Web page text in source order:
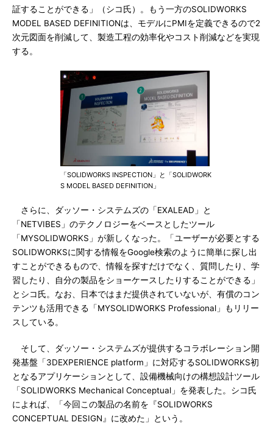
証することができる」（シコ氏）。もう一方のSOLIDWORKS
MODEL BASED DEFINITIONは、モデルにPMIを定義できるので2
次元図面を削減して、製造工程の効率化やコスト削減などを実現
する。
「SOLIDWORKS INSPECTION」と「SOLIDWORK
S MODEL BASED DEFINITION」
さらに、ダッソー・システムズの「EXALEAD」と
「NETVIBES」のテクノロジーをベースとしたツール
「MYSOLIDWORKS」が新しくなった。「ユーザーが必要とする
SOLIDWORKSに関する情報をGoogle検索のように簡単に探し出
すことができるもので、情報を探すだけでなく、質問したり、学
習したり、自分の製品をショーケースしたりすることができる」
とシコ氏。なお、日本ではまだ提供されていないが、有償のコン
テンツも活用できる「MYSOLIDWORKS Professional」もリリー
スしている。
そして、ダッソー・システムズが提供するコラボレーション開
発基盤「3DEXPERIENCE platform」に対応するSOLIDWORKS初
となるアプリケーションとして、設備機械向けの構想設計ツール
「SOLIDWORKS Mechanical Conceptual」を発表した。シコ氏
によれば、「今回この製品の名前を『SOLIDWORKS
CONCEPTUAL DESIGN』に改めた」という。